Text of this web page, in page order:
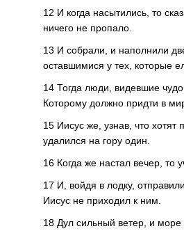
12 И когда насытились, то
ничего не пропало.
13 И собрали, и наполнили
оставшимися у тех, которые
14 Тогда люди, видевшие
Которому должно придти в
15 Иисус же, узнав, что хотят
удалился на гору один.
16 Когда же настал вечер, то
17 И, войдя в лодку,
Иисус не приходил к ним.
18 Дул сильный ветер, и море